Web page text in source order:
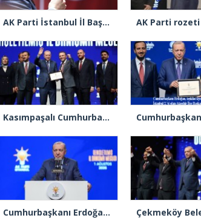
AK Parti İstanbul İl Başkanı Abdullah Özdemir’den Ertuğrul Özkök’e “Franco” tepkisi
Kasımpaşalı Cumhurbaşkanı Erdoğan’dan İstanbul üye birincisi Beyoğlu İlçe Başkanı Kasım Fırat’a plaket
Cumhurbaşkanı Erdoğan: “Türkiye’nin açık ara birinci partisiyiz”